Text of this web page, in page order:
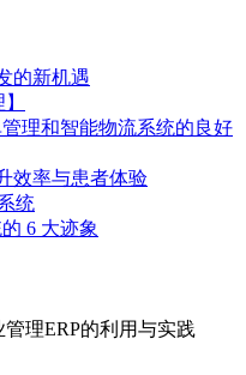
的新机遇
理和智能物流系统的良好
效率与患者体验
统
6 大迹象